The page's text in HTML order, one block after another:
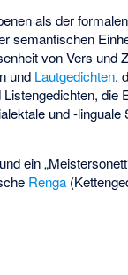
als der
semantischen
von Vers und
und Lautgedichten,
Listengedichten, die
und -
ein
Renga